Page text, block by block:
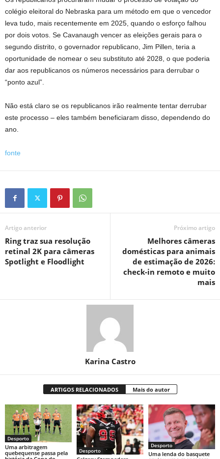
colégio eleitoral do Nebraska para um método em que o vencedor
leva tudo, mais recentemente em 2025, quando o esforço falhou
por dois votos. Se Cavanaugh vencer as eleições gerais para o
segundo distrito, o governador republicano, Jim Pillen, teria a
oportunidade de nomear o seu substituto até 2028, o que poderia
dar aos republicanos os números necessários para derrubar o
“ponto azul”.
Não está claro se os republicanos irão realmente tentar derrubar
este processo – eles também beneficiaram disso, dependendo do
ano.
fonte
Artigo anterior
Ring traz sua resolução
retinal 2K para câmeras
Spotlight e Floodlight
Próximo artigo
Melhores câmeras
domésticas para animais
de estimação de 2026:
check-in remoto e muito
mais
Karina Castro
ARTIGOS RELACIONADOS Mais do autor
Desporto
Uma arbitragem
quebequense passa pela
Desporto
Desporto
Uma lenda do basquete